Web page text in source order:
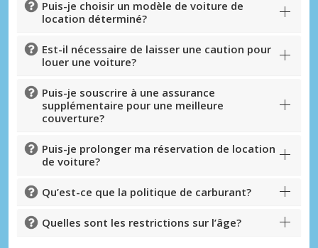
Puis-je choisir un modèle de voiture de
location déterminé?
Est-il nécessaire de laisser une caution pour
louer une voiture?
Puis-je souscrire à une assurance
supplémentaire pour une meilleure
couverture?
Puis-je prolonger ma réservation de location
de voiture?
Qu’est-ce que la politique de carburant?
Quelles sont les restrictions sur l’âge?